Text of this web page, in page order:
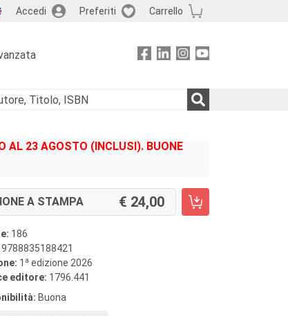
Accedi Preferiti Carrello
AL 23 AGOSTO (INCLUSI). BUONE
A STAMPA 24,00
186
9788835188421
1 a edizione 2026
editore: 1796.441
Buona